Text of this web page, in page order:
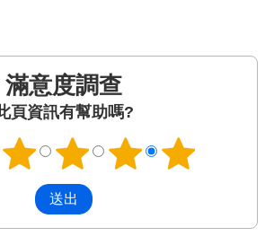
滿意度調查
頁資訊有幫助嗎?